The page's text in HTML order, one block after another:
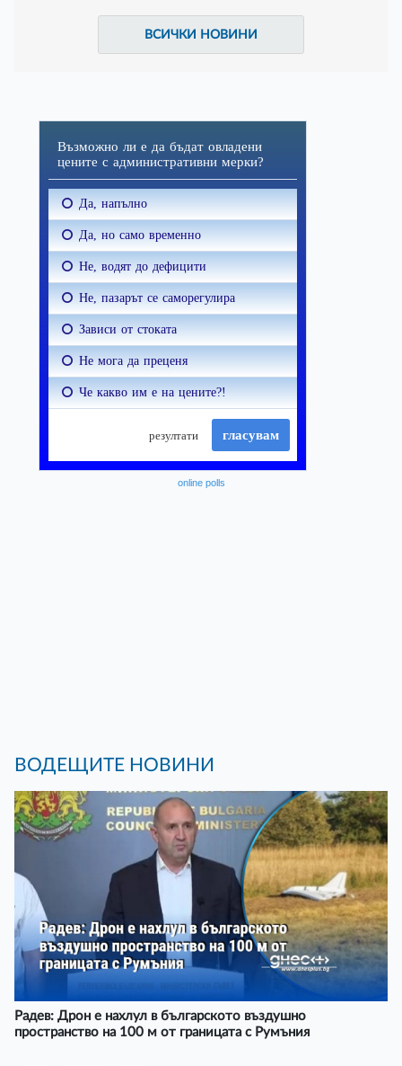
ВСИЧКИ НОВИНИ
online polls
ВОДЕЩИТЕ НОВИНИ
Радев: Дрон е нахлул в българското въздушно
пространство на 100 м от границата с Румъния